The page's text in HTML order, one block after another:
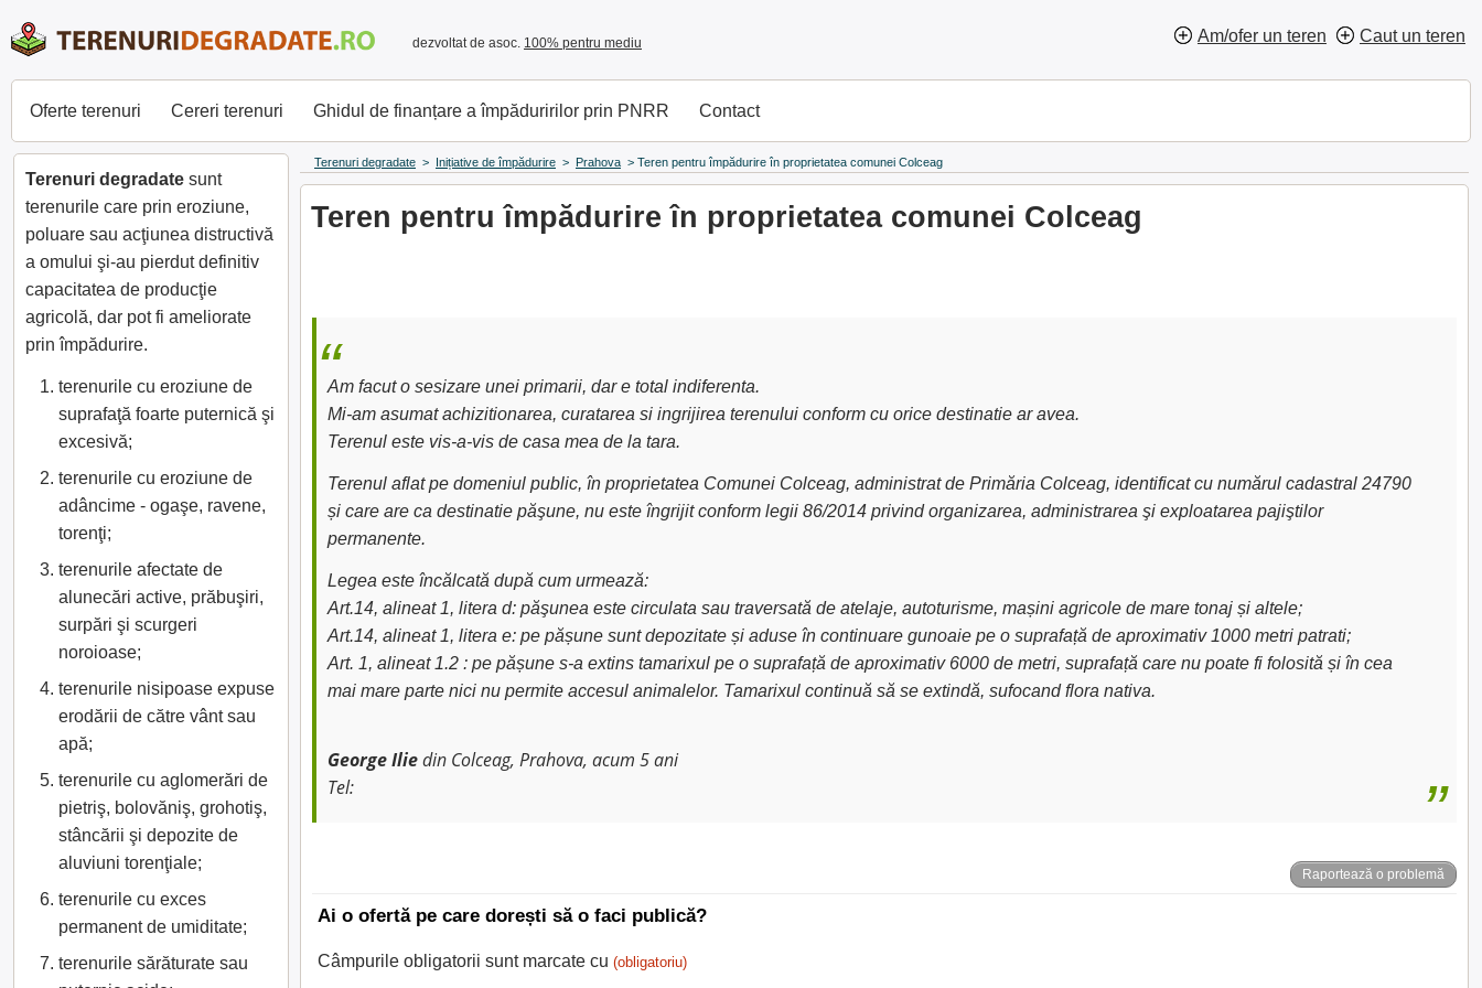
dezvoltat de asoc. 100% pentru mediu Am/ofer un teren Caut un teren
Oferte terenuri Cereri terenuri Ghidul de finanțare a împăduririlor prin PNRR Contact
Terenuri degradate > Inițiative de împădurire > Prahova > Teren pentru împădurire în proprietatea comunei Colceag
Teren pentru împădurire în proprietatea comunei Colceag
Am facut o sesizare unei primarii, dar e total indiferenta.
Mi-am asumat achizitionarea, curatarea si ingrijirea terenului conform cu orice destinatie ar avea.
Terenul este vis-a-vis de casa mea de la tara.
Terenul aflat pe domeniul public, în proprietatea Comunei Colceag, administrat de Primăria Colceag, identificat cu numărul cadastral 24790
și care are ca destinatie păşune, nu este îngrijit conform legii 86/2014 privind organizarea, administrarea şi exploatarea pajiştilor
permanente.
Legea este încălcată după cum urmează:
Art.14, alineat 1, litera d: păşunea este circulata sau traversată de atelaje, autoturisme, mașini agricole de mare tonaj și altele;
Art.14, alineat 1, litera e: pe pășune sunt depozitate și aduse în continuare gunoaie pe o suprafață de aproximativ 1000 metri patrati;
Art. 1, alineat 1.2 : pe pășune s-a extins tamarixul pe o suprafață de aproximativ 6000 de metri, suprafață care nu poate fi folosită și în cea
mai mare parte nici nu permite accesul animalelor. Tamarixul continuă să se extindă, sufocand flora nativa.
George Iliedin Colceag, Prahova, acum 5 ani
Tel:
Raportează o problemă
Ai o ofertă pe care dorești să o faci publică?
Câmpurile obligatorii sunt marcate cu (obligatoriu)
Terenuri degradate sunt
terenurile care prin eroziune,
poluare sau acţiunea distructivă
a omului şi-au pierdut definitiv
capacitatea de producţie
agricolă, dar pot fi ameliorate
prin împădurire.
terenurile cu eroziune de
suprafaţă foarte puternică şi
excesivă;
terenurile cu eroziune de
adâncime - ogaşe, ravene,
torenţi;
terenurile afectate de
alunecări active, prăbuşiri,
surpări şi scurgeri
noroioase;
terenurile nisipoase expuse
erodării de către vânt sau
apă;
terenurile cu aglomerări de
pietriş, bolovăniş, grohotiş,
stâncării şi depozite de
aluviuni torenţiale;
terenurile cu exces
permanent de umiditate;
terenurile sărăturate sau